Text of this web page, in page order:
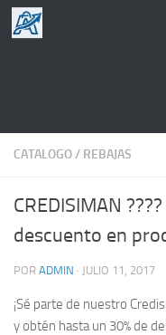
Saltar al contenido
CATALOGO/ REBAJAS
CREDISIMAN
descuento en
POR ADMIN · JULIO 11, 2017
¡Sé parte de nuestro
y obtén hasta un 30% de